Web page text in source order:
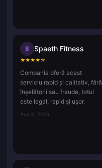
S Spaeth Fitness
★★★★☆
Compania oferă acest
serviciu rapid și calitativ, fără
înșelătorii sau fraude, totul
este legal, rapid și ușor.
Aug 6, 2026